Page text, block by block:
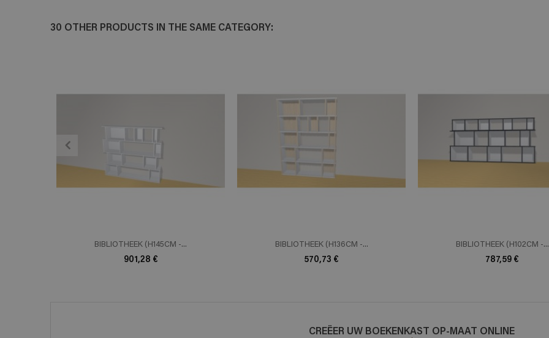
30 OTHER PRODUCTS IN THE SAME CATEGORY:
ADD TO CART
BIBLIOTHEEK (H145CM -...
901,28 €
BIBLIOTHEEK (H136CM -...
570,73 €
BIBLIOTHEEK (H102CM -...
787,59 €
CREËER UW BOEKENKAST OP-MAAT ONLINE